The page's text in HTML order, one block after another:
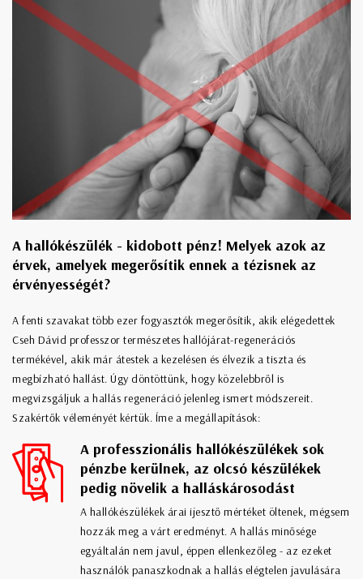
A hallókészülék - kidobott pénz! Melyek azok az
érvek, amelyek megerősítik ennek a tézisnek az
érvényességét?
A fenti szavakat több ezer fogyasztók megerősítik, akik elégedettek
Cseh Dávid professzor természetes hallójárat-regenerációs
termékével, akik már átestek a kezelésen és élvezik a tiszta és
megbízható hallást. Úgy döntöttünk, hogy közelebbről is
megvizsgáljuk a hallás regeneráció jelenleg ismert módszereit.
Szakértők véleményét kértük. Íme a megállapítások:
A professzionális hallókészülékek sok
pénzbe kerülnek, az olcsó készülékek
pedig növelik a halláskárosodást
A hallókészülékek árai ijesztő mértéket öltenek, mégsem
hozzák meg a várt eredményt. A hallás minősége
egyáltalán nem javul, éppen ellenkezőleg - az ezeket
használók panaszkodnak a hallás elégtelen javulására